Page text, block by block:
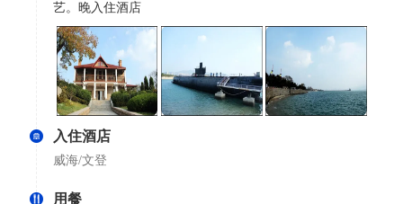
艺。晚入住酒店
入住酒店
威海/文登
用餐